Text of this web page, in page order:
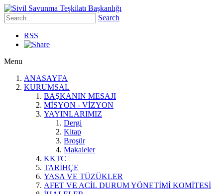
Search
RSS
Menu
ANASAYFA
KURUMSAL
BAŞKANIN MESAJI
MİSYON - VİZYON
YAYINLARIMIZ
Dergi
Kitap
Broşür
Makaleler
KKTC
TARİHÇE
YASA VE TÜZÜKLER
AFET VE ACİL DURUM YÖNETİMİ KOMİTESİ